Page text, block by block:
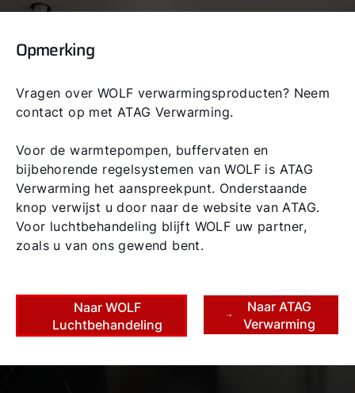
Centraal ventilatiesysteem
Weinig energiekosten, veel verse lucht
We kunnen niet zonder ventileren. Maar elke ventilatie kost
ook veel verwarmingsenergie. Een centrale ventilatie-
installatie brengt de oplossing. Verneem hier meer over de
Opmerking
Vragen over WOLF verwarmingsproducten? Neem
contact op met ATAG Verwarming.
Voor de warmtepompen, buffervaten en
bijbehorende regelsystemen van WOLF is ATAG
Verwarming het aanspreekpunt. Onderstaande
knop verwijst u door naar de website van ATAG.
Voor luchtbehandeling blijft WOLF uw partner,
zoals u van ons gewend bent.
Naar WOLF
Luchtbehandeling
Naar ATAG
Verwarming